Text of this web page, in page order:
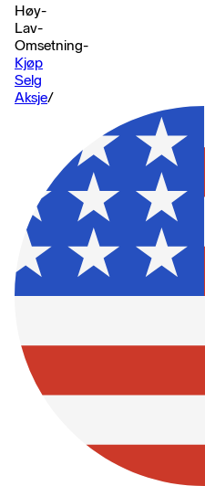
Høy-
Lav-
Omsetning-
Kjøp
Selg
Aksje/